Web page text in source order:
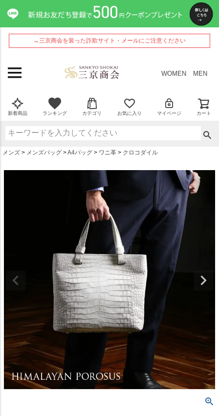
→三京商会を装った詐欺サイト・メールにご注意ください
WOMEN MEN
新着商品 ランキング カテゴリ お気に入り マイページ カート
メンズ メンズバッグ A4バッグ ワニ革 クロコダイル
ペー
ジト
ップ
へ